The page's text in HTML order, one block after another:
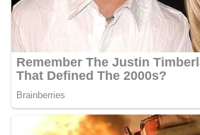
Bhabinkamtibmas Polsek
Sambangi Warga Kelurahan
Pemasangan Bendera
Kemerdekaan RI‎‎Medan, 5
rangka menyambut Hari
Kemerdekaan Republik
Bhabinkamtibmas Kelurahan
Muliyadi Suraukur,
sambang Door to Door